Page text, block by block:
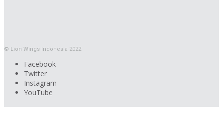
© Lion Wings Indonesia 2022
Facebook
Twitter
Instagram
YouTube